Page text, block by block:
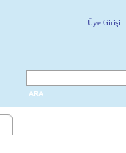
Üye Girişi
ARA